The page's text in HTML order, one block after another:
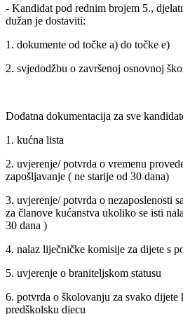
- Kandidat pod rednim brojem 5.,
dužan je dostaviti:
1. dokumente od točke a) do točke e)
2. svjedodžbu o završenoj osnovnoj
Dodatna dokumentacija za sve
1. kućna lista
2. uvjerenje/ potvrda o vremenu
zapošljavanje ( ne starije od 30 dana)
3. uvjerenje/ potvrda o nezaposlenosti
za članove kućanstva ukoliko se isti
30 dana )
4. nalaz liječničke komisije za dijete s
5. uvjerenje o braniteljskom statusu
6. potvrda o školovanju za svako dijete
predškolsku djecu